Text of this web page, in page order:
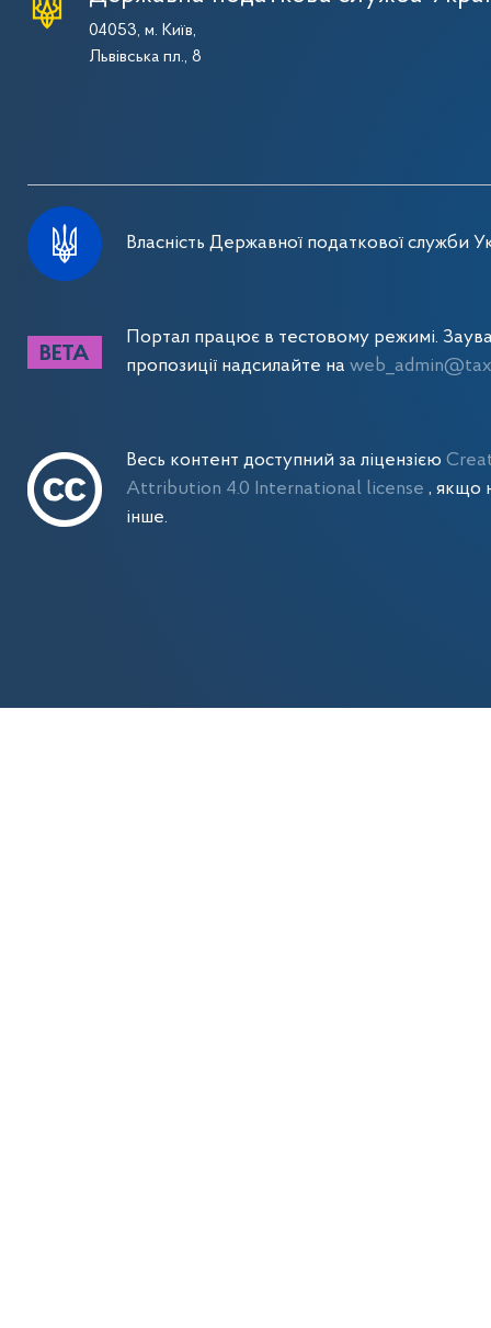
04053, м. Київ,
Львівська пл., 8
Власність Державної податкової служби
Портал працює в тестовому режимі.
пропозиції надсилайте на
Весь контент доступний за ліцензією
Attribution 4.0 International license , якщо
інше.